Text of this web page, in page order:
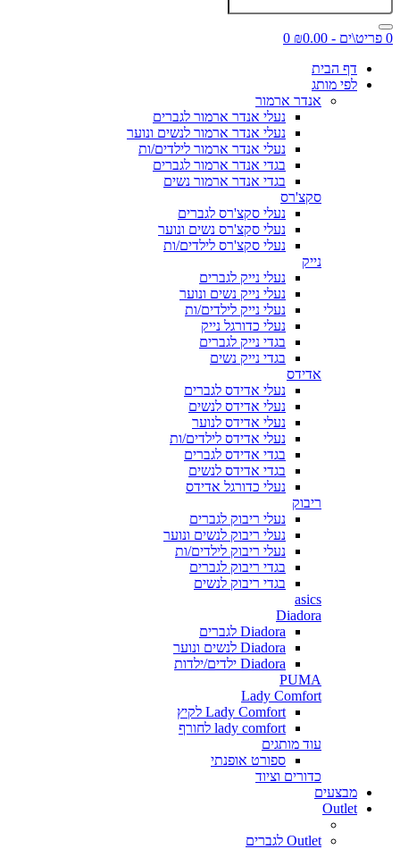
0 פריט\ים - ₪0.00
0
דף הבית
לפי מותג
אנדר ארמור
נעלי אנדר ארמור לגברים
נעלי אנדר ארמור לנשים ונוער
נעלי אנדר ארמור לילדים/ות
בגדי אנדר ארמור לגברים
בגדי אנדר ארמור נשים
סקצ'רס
נעלי סקצ'רס לגברים
נעלי סקצ'רס נשים ונוער
נעלי סקצ'רס לילדים/ות
נייק
נעלי נייק לגברים
נעלי נייק נשים ונוער
נעלי נייק לילדים/ות
נעלי כדורגל נייק
בגדי נייק לגברים
בגדי נייק נשים
אדידס
נעלי אדידס לגברים
נעלי אדידס לנשים
נעלי אדידס לנוער
נעלי אדידס לילדים/ות
בגדי אדידס לגברים
בגדי אדידס לנשים
נעלי כדורגל אדידס
ריבוק
נעלי ריבוק לגברים
נעלי ריבוק לנשים ונוער
נעלי ריבוק לילדים/ות
בגדי ריבוק לגברים
בגדי ריבוק לנשים
asics
Diadora
Diadora לגברים
Diadora לנשים ונוער
Diadora ילדים/ילדות
PUMA
Lady Comfort
Lady Comfort לקיץ
lady comfort לחורף
עוד מותגים
ספורט אופנתי
כדורים וציוד
מבצעים
Outlet
Outlet לגברים